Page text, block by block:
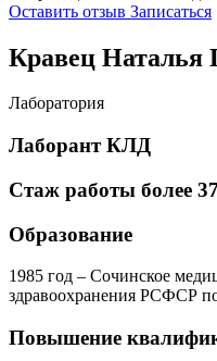
Оставить отзыв Записаться
Кравец Наталья
Лаборатория
Лаборант КЛД
Стаж работы более
Образование
1985 год – Сочинское
здравоохранения РСФСР
Повышение